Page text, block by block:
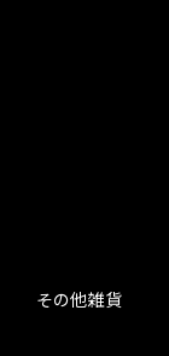
その他雑貨